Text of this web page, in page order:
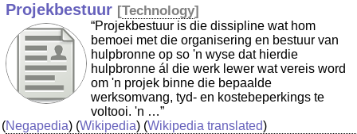
Projekbestuur [Technology]
“Projekbestuur is die dissipline wat hom
bemoei met die organisering en bestuur van
hulpbronne op so 'n wyse dat hierdie
hulpbronne ál die werk lewer wat vereis word
om 'n projek binne die bepaalde
werksomvang, tyd- en kostebeperkings te
voltooi. 'n …”
(Negapedia) (Wikipedia) (Wikipedia translated)